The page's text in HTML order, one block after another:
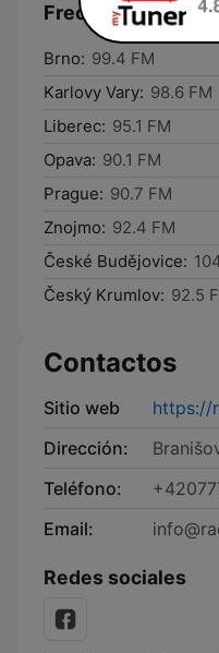
Frecuencias
Brno: 99.4 FM
Karlovy Vary: 98.6 FM
Liberec: 95.1 FM
Opava: 90.1 FM
Prague: 90.7 FM
Znojmo: 92.4 FM
České Budějovice:
Český Krumlov: 92.5
Contactos
Sitio web
https://
Dirección:
Teléfono:
Email:
Redes sociales